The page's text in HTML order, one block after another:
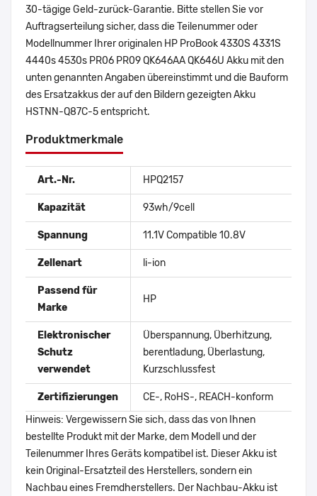
30-tägige Geld-zurück-Garantie. Bitte stellen Sie vor
Auftragserteilung sicher, dass die Teilenummer oder
Modellnummer Ihrer originalen HP ProBook 4330S 4331S
4440s 4530s PR06 PR09 QK646AA QK646U Akku mit den
unten genannten Angaben übereinstimmt und die Bauform
des Ersatzakkus der auf den Bildern gezeigten Akku
HSTNN-Q87C-5 entspricht.
Produktmerkmale
Art.-Nr. HPQ2157
Kapazität 93wh/9cell
Spannung 11.1V Compatible 10.8V
Zellenart li-ion
Passend für
Marke
HP
Elektronischer
Schutz
verwendet
Überspannung, Überhitzung,
berentladung, Überlastung,
Kurzschlussfest
Zertifizierungen
CE-, RoHS-, REACH-konform
Hinweis: Vergewissern Sie sich, dass das von Ihnen
bestellte Produkt mit der Marke, dem Modell und der
Teilenummer Ihres Geräts kompatibel ist. Dieser Akku ist
kein Original-Ersatzteil des Herstellers, sondern ein
Nachbau eines Fremdherstellers. Der Nachbau-Akku ist